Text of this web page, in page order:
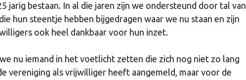
jarig bestaan. In al die jaren zijn we ondersteund door tal van
hun steentje hebben bijgedragen waar we nu staan en zijn
ook heel dankbaar voor hun inzet.
nu iemand in het voetlicht zetten die zich nog niet zo lang
vereniging als vrijwilliger heeft aangemeld, maar voor de